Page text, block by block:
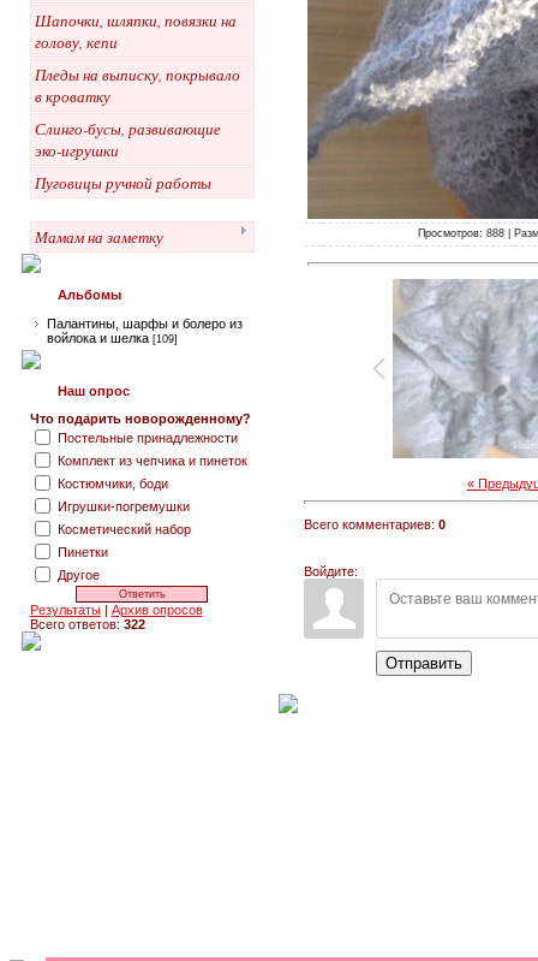
Шапочки, шляпки, повязки на
голову, кепи
Пледы на выписку, покрывало
в кроватку
Слинго-бусы, развивающие
эко-игрушки
Пуговицы ручной работы
Мамам на заметку
Альбомы
Палантины, шарфы и болеро из
войлока и шелка [109]
Наш опрос
Что подарить новорожденному?
Постельные принадлежности
Комплект из чепчика и пинеток
Костюмчики, боди
Игрушки-погремушки
Косметический набор
Пинетки
Другое
Результаты| Архив опросов
Всего ответов: 322
Просмотров: 888 |
«
Всего комментариев: 0
Войдите:
Отправить